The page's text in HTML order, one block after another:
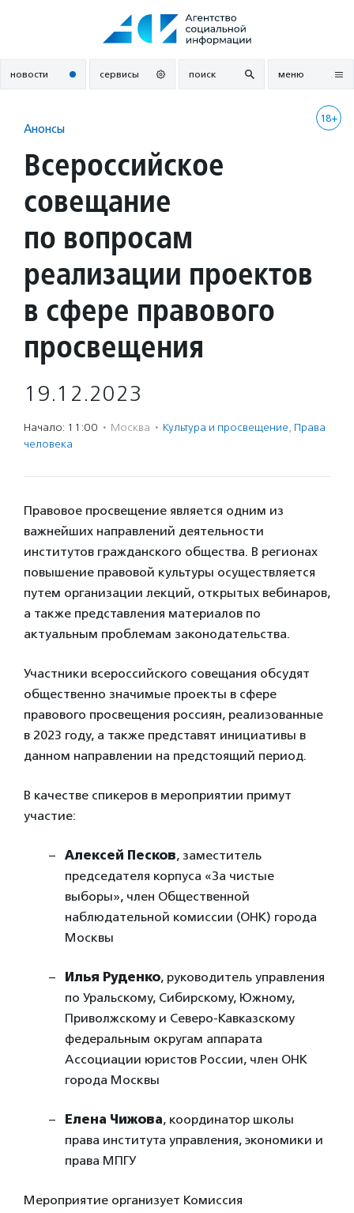
новости сервисы поиск меню
18+
Анонсы
Всероссийское
совещание
по вопросам
реализации проектов
в сфере правового
просвещения
19.12.2023
Начало: 11:00 · Москва · Культура и просвещение, Права
человека
Правовое просвещение является одним из
важнейших направлений деятельности
институтов гражданского общества. В регионах
повышение правовой культуры осуществляется
путем организации лекций, открытых вебинаров,
а также представления материалов по
актуальным проблемам законодательства.
Участники всероссийского совещания обсудят
общественно значимые проекты в сфере
правового просвещения россиян, реализованные
в 2023 году, а также представят инициативы в
данном направлении на предстоящий период.
В качестве спикеров в мероприятии примут
участие:
Алексей Песков, заместитель
председателя корпуса «За чистые
выборы», член Общественной
наблюдательной комиссии (ОНК) города
Москвы
Илья Руденко, руководитель управления
по Уральскому, Сибирскому, Южному,
Приволжскому и Северо-Кавказскому
федеральным округам аппарата
Ассоциации юристов России, член ОНК
города Москвы
Елена Чижова, координатор школы
права института управления, экономики и
права МПГУ
Мероприятие организует Комиссия